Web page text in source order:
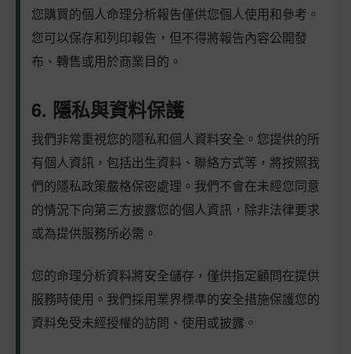
您購買的個人命理分析報告僅供您個人使用和參考。
您可以保存和列印報告，但不得將報告內容公開發
布、轉售或用於商業目的。
6. 隱私與資料保護
我們非常重視您的隱私和個人資料安全。您提供的所
有個人資訊，包括出生資料、聯絡方式等，將按照我
們的隱私政策嚴格保密處理。我們不會在未經您同意
的情況下向第三方披露您的個人資訊，除非法律要求
或為提供服務所必需。
您的命理分析資料將安全儲存，僅供指定顧問在提供
服務時使用。我們採用業界標準的安全措施保護您的
資料免受未經授權的訪問、使用或披露。